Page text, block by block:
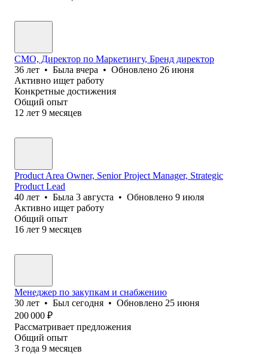
CMO, Директор по Маркетингу, Бренд директор
36 лет • Была вчера • Обновлено 26 июня
Активно ищет работу
Конкретные достижения
Общий опыт
12 лет 9 месяцев
Product Area Owner, Senior Project Manager, Strategic
Product Lead
40 лет • Была 3 августа • Обновлено 9 июля
Активно ищет работу
Общий опыт
16 лет 9 месяцев
Менеджер по закупкам и снабжению
30 лет • Был сегодня • Обновлено 25 июня
200 000 ₽
Рассматривает предложения
Общий опыт
3 года 9 месяцев